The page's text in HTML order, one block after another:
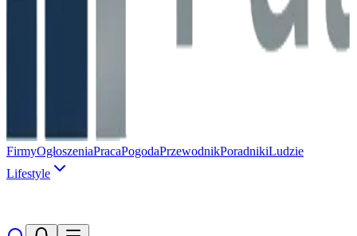
FirmyOgłoszeniaPracaPogodaPrzewodnikPoradnikiLudzie
Lifestyle